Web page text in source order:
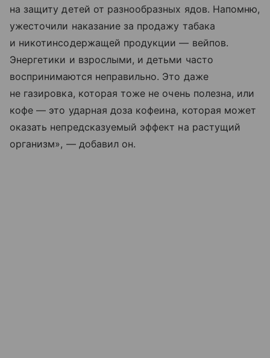
на защиту детей от разнообразных ядов. Напомню,
ужесточили наказание за продажу табака
и никотинсодержащей продукции — вейпов.
Энергетики и взрослыми, и детьми часто
воспринимаются неправильно. Это даже
не газировка, которая тоже не очень полезна, или
кофе — это ударная доза кофеина, которая может
оказать непредсказуемый эффект на растущий
организм», — добавил он.